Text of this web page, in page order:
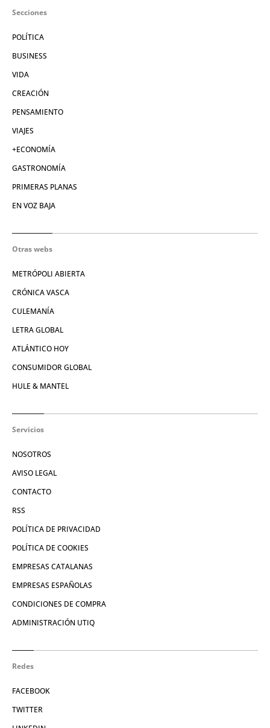
Secciones
POLÍTICA
BUSINESS
VIDA
CREACIÓN
PENSAMIENTO
VIAJES
+ECONOMÍA
GASTRONOMÍA
PRIMERAS PLANAS
EN VOZ BAJA
Otras webs
METRÓPOLI ABIERTA
CRÓNICA VASCA
CULEMANÍA
LETRA GLOBAL
ATLÁNTICO HOY
CONSUMIDOR GLOBAL
HULE & MANTEL
Servicios
NOSOTROS
AVISO LEGAL
CONTACTO
RSS
POLÍTICA DE PRIVACIDAD
POLÍTICA DE COOKIES
EMPRESAS CATALANAS
EMPRESAS ESPAÑOLAS
CONDICIONES DE COMPRA
ADMINISTRACIÓN UTIQ
Redes
FACEBOOK
TWITTER